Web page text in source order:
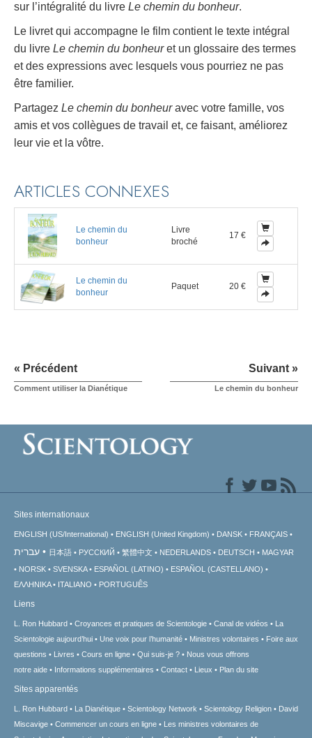
sur l’intégralité du livre Le chemin du bonheur.
Le livret qui accompagne le film contient le texte intégral
du livre Le chemin du bonheuret un glossaire des termes
et des expressions avec lesquels vous pourriez ne pas
être familier.
Partagez Le chemin du bonheuravec votre famille, vos
amis et vos collègues de travail et, ce faisant, améliorez
leur vie et la vôtre.
ARTICLES CONNEXES
Le chemin du
bonheur
Livre
broché
17 €
Le chemin du
bonheur
Paquet 20 €
« Précédent
Comment utiliser la Dianétique
Suivant »
Le chemin du bonheur
Sites internationaux
ENGLISH (US/International) ENGLISH (United Kingdom) DANSK FRANÇAIS
עברית 日本語 РУССКИЙ 繁體中文 NEDERLANDS DEUTSCH
MAGYAR
NORSK
SVENSKA ESPAÑOL (LATINO)
ESPAÑOL (CASTELLANO)
ΕΛΛΗΝΙΚA
ITALIANO PORTUGUÊS
Liens
L. Ron Hubbard Croyances et pratiques de Scientologie Canal de vidéos
La
Scientologie aujourd’hui
Une voix pour l’humanité Ministres volontaires
Foire aux
questions
Livres Cours en ligne Qui suis-je ?
Nous vous offrons
notre aide
Informations supplémentaires Contact Lieux Plan du site
Sites apparentés
L. Ron Hubbard La Dianétique Scientology Network Scientology Religion
David
Miscavige
Commencer un cours en ligne
Les ministres volontaires de